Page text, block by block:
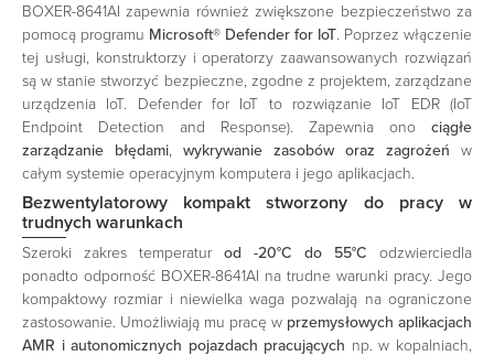
BOXER-8641AI zapewnia również zwiększone bezpieczeństwo za
pomocą programu Microsoft® Defender for IoT. Poprzez włączenie
tej usługi, konstruktorzy i operatorzy zaawansowanych rozwiązań
są w stanie stworzyć bezpieczne, zgodne z projektem, zarządzane
urządzenia IoT. Defender for IoT to rozwiązanie IoT EDR (IoT
Endpoint Detection and Response). Zapewnia ono ciągłe
zarządzanie błędami, wykrywanie zasobów oraz zagrożeń w
całym systemie operacyjnym komputera i jego aplikacjach.
Bezwentylatorowy kompakt stworzony do pracy w
trudnych warunkach
Szeroki zakres temperatur od -20°C do 55°C odzwierciedla
ponadto odporność BOXER-8641AI na trudne warunki pracy. Jego
kompaktowy rozmiar i niewielka waga pozwalają na ograniczone
zastosowanie. Umożliwiają mu pracę w przemysłowych aplikacjach
AMR i autonomicznych pojazdach pracujących np. w kopalniach,